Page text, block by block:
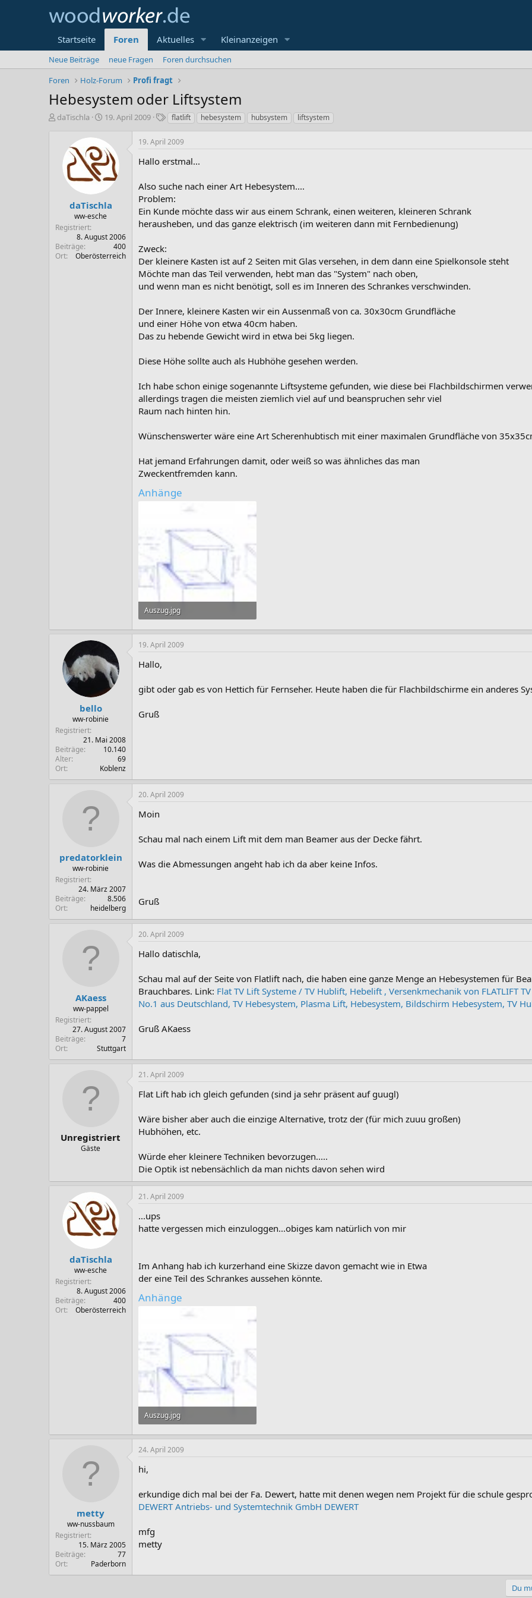
Startseite Foren Aktuelles Kleinanzeigen
Neue Beiträge neue Fragen
Foren durchsuchen
Foren
Holz-Forum Profi fragt
Hebesystem oder Liftsystem
E
daTischla
E
t
e
l
t
a
m
19. April 2009
S
h
a
o
r
t
e
flatlift hebesystem hubsystem liftsystem
daTischla
ww-esche
Registriert
8. August 2006
Beiträge
400
Ort
Oberösterreich
19. April 2009
Hallo erstmal...
Also suche nach einer Art Hebesystem....
Problem:
Ein Kunde möchte dass wir aus einem Schrank, einen weiteren, kleineren Schrank
herausheben, und das ganze elektrisch (im weiteren dann mit Fernbedienung)
Zweck:
Der kleinere Kasten ist auf 2 Seiten mit Glas versehen, in dem dann eine Spielkonsole steht
Möchte man das Teil verwenden, hebt man das "System" nach oben,
und wenn man es nicht benötigt, soll es im Inneren des Schrankes verschwinden.
Der Innere, kleinere Kasten wir ein Aussenmaß von ca. 30x30cm Grundfläche
und einer Höhe von etwa 40cm haben.
Das zu hebende Gewicht wird in etwa bei 5kg liegen.
Diese Höhe sollte auch als Hubhöhe gesehen werden.
Ich habe schon einige sogenannte Liftsysteme gefunden, wie diese bei Flachbildschirmen
allerdings tragen die meisten ziemlich viel auf und beanspruchen sehr viel
Raum nach hinten hin.
Wünschenswerter wäre eine Art Scherenhubtisch mit einer maximalen Grundfläche von
Hat jemand Erfahrungen damit, oder weiß so was ähnliches das man
Zweckentfremden kann.
Anhänge
Auszug.jpg
272,1 KB · Aufrufe: 37
bello
ww-robinie
Registriert
21. Mai 2008
Beiträge
10.140
Alter
69
Ort
Koblenz
19. April 2009
Hallo,
gibt oder gab es von Hettich für Fernseher. Heute haben die für Flachbildschirme ein anderes
Gruß
predatorklein
ww-robinie
Registriert
24. März 2007
Beiträge
8.506
Ort
heidelberg
20. April 2009
Moin
Schau mal nach einem Lift mit dem man Beamer aus der Decke fährt.
Was die Abmessungen angeht hab ich da aber keine Infos.
Gruß
AKaess
ww-pappel
Registriert
27. August 2007
Beiträge
7
Ort
Stuttgart
20. April 2009
Hallo datischla,
Schau mal auf der Seite von Flatlift nach, die haben eine ganze Menge an Hebesystemen für
Brauchbares. Link: Flat TV Lift Systeme / TV Hublift, Hebelift , Versenkmechanik von FLATLIFT
No.1 aus Deutschland, TV Hebesystem, Plasma Lift, Hebesystem, Bildschirm Hebesystem, TV
Gruß AKaess
Unregistriert
Gäste
21. April 2009
Flat Lift hab ich gleich gefunden (sind ja sehr präsent auf guugl)
Wäre bisher aber auch die einzige Alternative, trotz der (für mich zuuu großen)
Hubhöhen, etc.
Würde eher kleinere Techniken bevorzugen.....
Die Optik ist nebensächlich da man nichts davon sehen wird
daTischla
ww-esche
Registriert
8. August 2006
Beiträge
400
Ort
Oberösterreich
21. April 2009
...ups
hatte vergessen mich einzuloggen...obiges kam natürlich von mir
Im Anhang hab ich kurzerhand eine Skizze davon gemacht wie in Etwa
der eine Teil des Schrankes aussehen könnte.
Anhänge
Auszug.jpg
272,1 KB · Aufrufe: 32
metty
ww-nussbaum
Registriert
15. März 2005
Beiträge
77
Ort
Paderborn
24. April 2009
hi,
erkundige dich mal bei der Fa. Dewert, hatte mit denen wegen nem Projekt für die schule
DEWERT Antriebs- und Systemtechnik GmbH DEWERT
mfg
metty
Du